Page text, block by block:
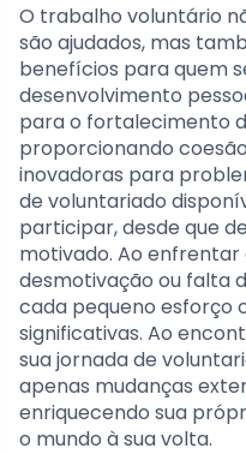
O trabalho voluntário
são ajudados, mas
benefícios para quem
desenvolvimento
para o fortalecimento
proporcionando
inovadoras para
de voluntariado
participar, desde que
motivado. Ao enfrentar
desmotivação ou falta
cada pequeno esforço
significativas. Ao
sua jornada de
apenas mudanças
enriquecendo sua
o mundo à sua volta.